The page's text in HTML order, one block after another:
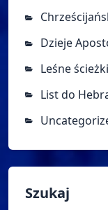
Dzieje
Leśne ścieżki
List do
Szukaj